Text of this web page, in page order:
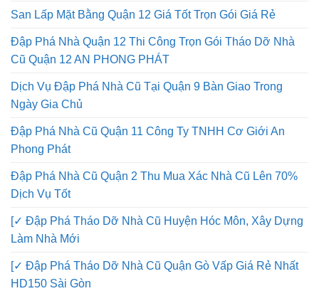
San Lấp Mặt Bằng Quận 12 Giá Tốt Trọn Gói Giá Rẻ
Đập Phá Nhà Quận 12 Thi Công Trọn Gói Tháo Dỡ Nhà
Cũ Quận 12 AN PHONG PHÁT
Dịch Vụ Đập Phá Nhà Cũ Tại Quận 9 Bàn Giao Trong
Ngày Gia Chủ
Đập Phá Nhà Cũ Quận 11 Công Ty TNHH Cơ Giới An
Phong Phát
Đập Phá Nhà Cũ Quận 2 Thu Mua Xác Nhà Cũ Lên 70%
Dịch Vụ Tốt
[✓ Đập Phá Tháo Dỡ Nhà Cũ Huyện Hóc Môn, Xây Dựng
Làm Nhà Mới
[✓ Đập Phá Tháo Dỡ Nhà Cũ Quận Gò Vấp Giá Rẻ Nhất
HD150 Sài Gòn